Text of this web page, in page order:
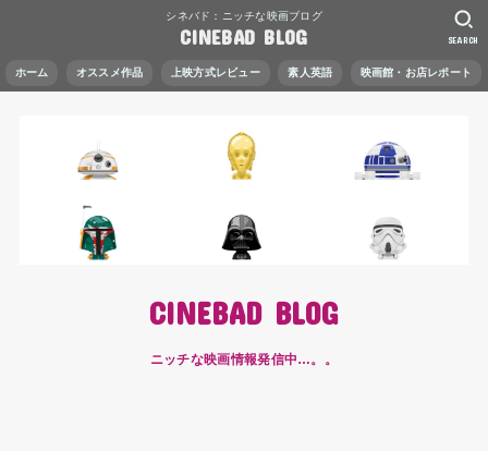
シネバド：ニッチな映画ブログ
CINEBAD BLOG
ホーム オススメ作品 上映方式レビュー 素人英語 映画館・お店レポート
SEARCH
CINEBAD BLOG
ニッチな映画情報発信中…。。